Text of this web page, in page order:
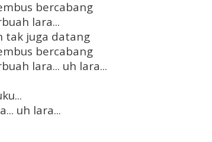
bercabang
lara...
tak juga datang
bercabang
lara... uh lara...
uh lara...